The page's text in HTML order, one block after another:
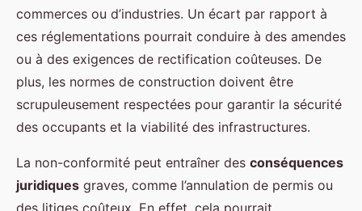
commerces ou d’industries. Un écart par rapport à
ces réglementations pourrait conduire à des amendes
ou à des exigences de rectification coûteuses. De
plus, les normes de construction doivent être
scrupuleusement respectées pour garantir la sécurité
des occupants et la viabilité des infrastructures.
La non-conformité peut entraîner des conséquences
juridiques graves, comme l’annulation de permis ou
des litiges coûteux. En effet, cela pourrait